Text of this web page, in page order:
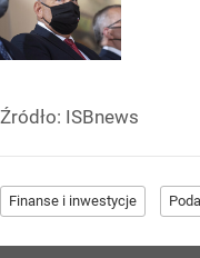
Źródło: ISBnews
Finanse i inwestycje